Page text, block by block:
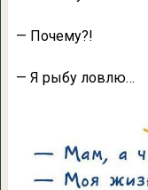
— Почему?!
— Я рыбу ловлю…